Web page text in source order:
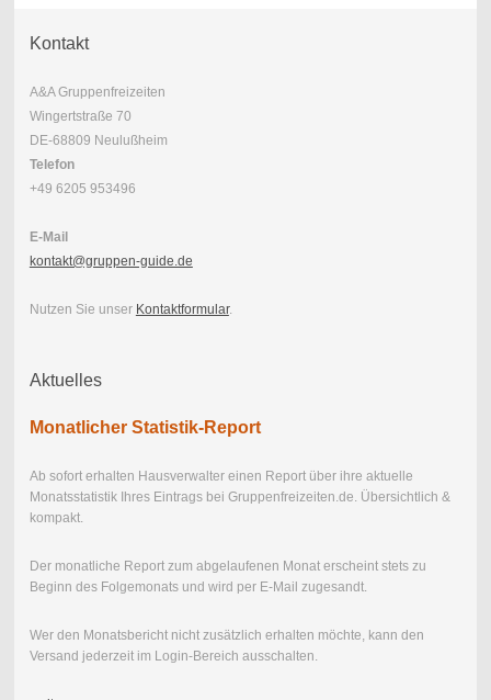
Kontakt
A&A Gruppenfreizeiten
Wingertstraße 70
DE-68809 Neulußheim
Telefon
+49 6205 953496
E-Mail
kontakt@gruppen-guide.de
Nutzen Sie unser Kontaktformular.
Aktuelles
Monatlicher Statistik-Report
Ab sofort erhalten Hausverwalter einen Report über ihre aktuelle
Monatsstatistik Ihres Eintrags bei Gruppenfreizeiten.de. Übersichtlich &
kompakt.
Der monatliche Report zum abgelaufenen Monat erscheint stets zu
Beginn des Folgemonats und wird per E-Mail zugesandt.
Wer den Monatsbericht nicht zusätzlich erhalten möchte, kann den
Versand jederzeit im Login-Bereich ausschalten.